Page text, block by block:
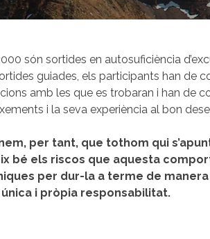
són sortides en autosuficiència
guiades, els participants han de
amb les que es trobaran i han de
i la seva experiència al bon
per tant, que tothom qui
bé els riscos que aquesta
per dur-la a terme de
i pròpia responsabilitat.